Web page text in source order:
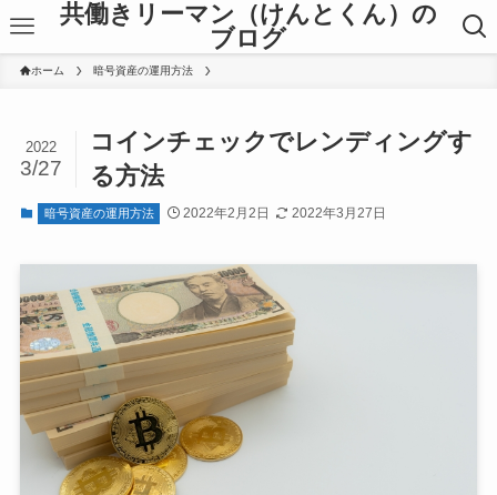
共働きリーマン（けんとくん）の
ブログ
ホーム 暗号資産の運用方法
コインチェックでレンディングす
る方法
2022
3/27
暗号資産の運用方法 2022年2月2日 2022年3月27日